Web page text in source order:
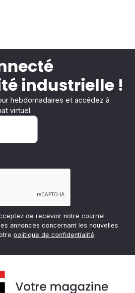
industrielle !
hebdomadaires et accédez à
virtuel.
de recevoir notre courriel
annonces concernant les nouvelles
politique de confidentialité.